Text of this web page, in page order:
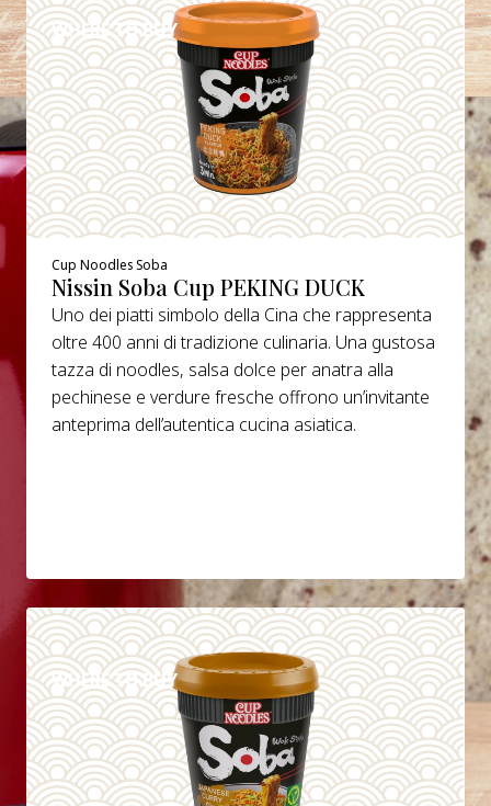
WHERE TO BUY
Cup Noodles Soba
Nissin Soba Cup PEKING DUCK
Uno dei piatti simbolo della Cina che rappresenta
oltre 400 anni di tradizione culinaria. Una gustosa
tazza di noodles, salsa dolce per anatra alla
pechinese e verdure fresche offrono un’invitante
anteprima dell’autentica cucina asiatica.
WHERE TO BUY
DETAILS